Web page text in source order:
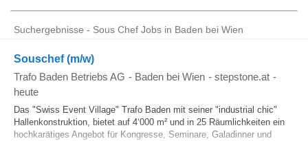
Suchergebnisse - Sous Chef Jobs in Baden bei Wien
Souschef (m/w)
Trafo Baden Betriebs AG - Baden bei Wien - stepstone.at -
heute
Das "Swiss Event Village" Trafo Baden mit seiner "industrial chic"
Hallenkonstruktion, bietet auf 4‘000 m² und in 25 Räumlichkeiten ein
hochkarätiges Angebot für Kongresse, Seminare, Galadinner und